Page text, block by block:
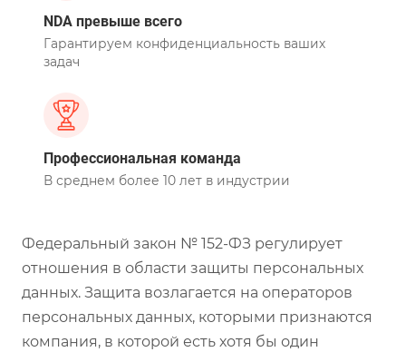
NDA превыше всего
Гарантируем конфиденциальность ваших
задач
Профессиональная команда
В среднем более 10 лет в индустрии
Федеральный закон № 152-ФЗ регулирует
отношения в области защиты персональных
данных. Защита возлагается на операторов
персональных данных, которыми признаются
компания, в которой есть хотя бы один